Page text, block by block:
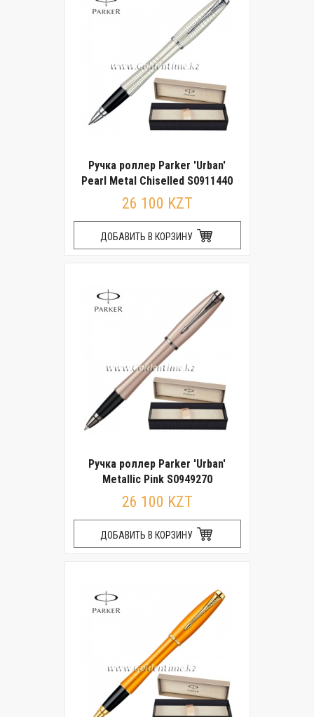
Ручка роллер Parker 'Urban'
Pearl Metal Chiselled S0911440
26 100 KZT
ДОБАВИТЬ В КОРЗИНУ
Ручка роллер Parker 'Urban'
Metallic Pink S0949270
26 100 KZT
ДОБАВИТЬ В КОРЗИНУ